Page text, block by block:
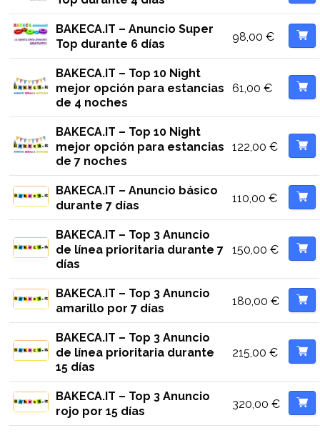
BAKECA.IT – Anuncio Super
Top durante 6 días
98,00 €
BAKECA.IT – Top 10 Night
mejor opción para estancias
de 4 noches
61,00 €
BAKECA.IT – Top 10 Night
mejor opción para estancias
de 7 noches
122,00 €
BAKECA.IT – Anuncio básico
durante 7 días
110,00 €
BAKECA.IT – Top 3 Anuncio
de línea prioritaria durante 7
días
150,00 €
BAKECA.IT – Top 3 Anuncio
amarillo por 7 días
180,00 €
BAKECA.IT – Top 3 Anuncio
de línea prioritaria durante
15 días
215,00 €
BAKECA.IT – Top 3 Anuncio
rojo por 15 días
320,00 €